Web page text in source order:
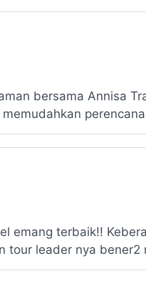
bersama Annisa
emang terbaik!!
tour leader nya